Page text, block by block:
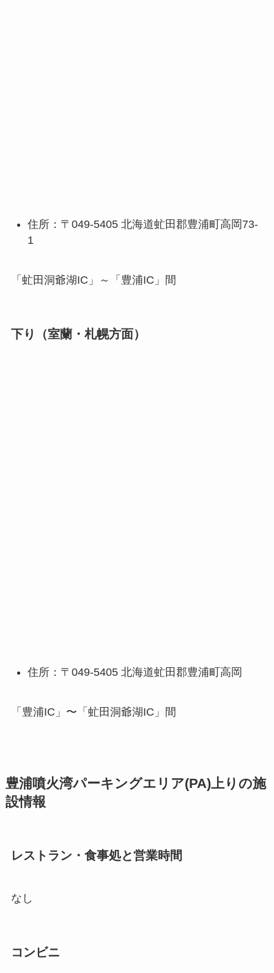
住所：〒049-5405 北海道虻田郡豊浦町高岡73-
1
「虻田洞爺湖IC」～「豊浦IC」間
下り（室蘭・札幌方面）
住所：〒049-5405 北海道虻田郡豊浦町高岡
「豊浦IC」〜「虻田洞爺湖IC」間
豊浦噴火湾パーキングエリア(PA)上りの施
設情報
レストラン・食事処と営業時間
なし
コンビニ